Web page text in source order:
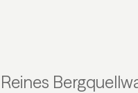
Reines